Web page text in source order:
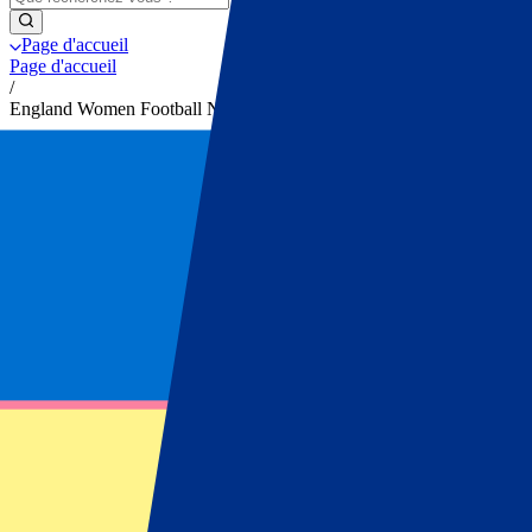
Page d'accueil
Page d'accueil
/
England Women Football Nations League
England Women Football
Recevez des notifications sur les mises à jour des
Abonnez-vous dès maintenant pour être averti dès que les billets
Approuver le contact par e-mail
S'inscrire
Vos informations seront utilisées conformément à notre